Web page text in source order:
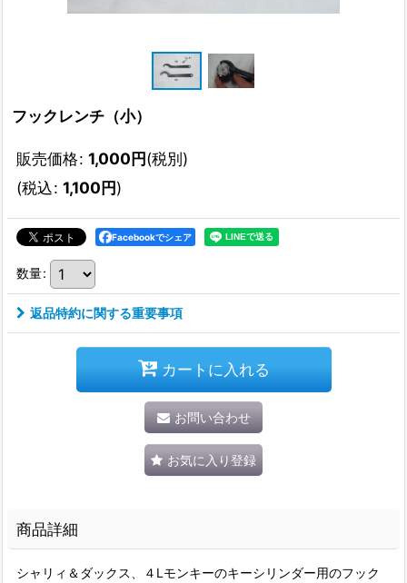
フックレンチ（小）
販売価格: 1,000円(税別)
(税込: 1,100円)
Facebookでシェア
数量:
返品特約に関する重要事項
カートに入れる
お問い合わせ
お気に入り登録
商品詳細
シャリィ＆ダックス、４Lモンキーのキーシリンダー用のフック